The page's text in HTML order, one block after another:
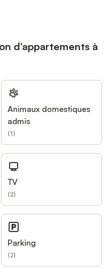
d’appartements à
Animaux domestiques
admis
(1)
TV
(2)
Parking
(2)